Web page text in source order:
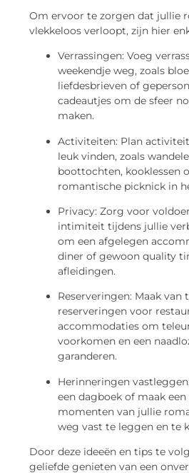
Om ervoor te zorgen dat jullie
vlekkeloos verloopt, zijn hier
Verrassingen: Voeg
weekendje weg, zoals
liefdesbrieven of
cadeautjes om de sfeer
maken.
Activiteiten: Plan
leuk vinden, zoals
boottochten, kooklessen
romantische picknick in
Privacy: Zorg voor
intimiteit tijdens jullie
om een afgelegen
diner of gewoon quality
afleidingen.
Reserveringen: Maak van
reserveringen voor
accommodaties om
voorkomen en een
garanderen.
Herinneringen
een dagboek of maak
momenten van jullie
weg vast te leggen en te
Door deze ideeën en tips te
geliefde genieten van een